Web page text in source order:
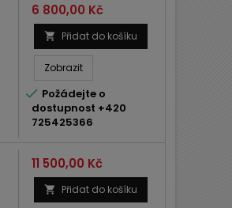
Cena
6 800,00 Kč
 Přidat do košíku
Zobrazit
 Požádejte o
dostupnost +420
725425366
Cena
11 500,00 Kč
 Přidat do košíku